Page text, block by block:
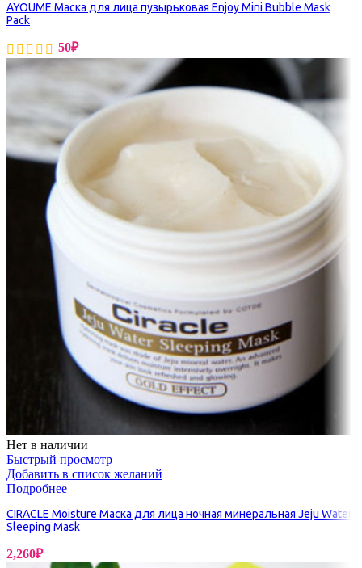
AYOUME Маска для лица пузырьковая Enjoy Mini Bubble Mask
Pack
50₽
Нет в наличии
Быстрый просмотр
Добавить в список желаний
Подробнее
CIRACLE Moisture Маска для лица ночная минеральная Jeju Water
Sleeping Mask
2,260₽